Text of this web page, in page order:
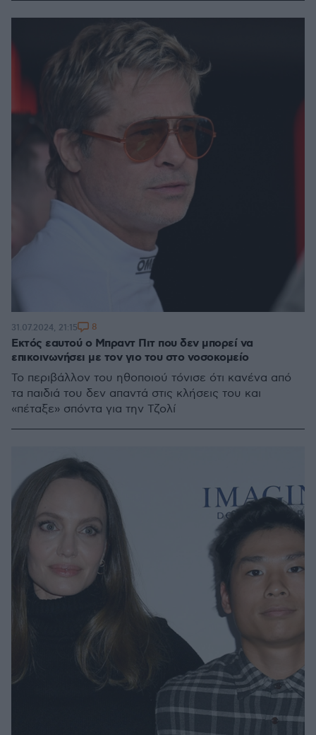
Εκτός εαυτού ο Μπραντ Πιτ που δεν μπορεί να
επικοινωνήσει με τον γιο του στο νοσοκομείο
Το περιβάλλον του ηθοποιού τόνισε ότι κανένα από
τα παιδιά του δεν απαντά στις κλήσεις του και
«πέταξε» σπόντα για την Τζολί
31.07.2024, 21:15 8